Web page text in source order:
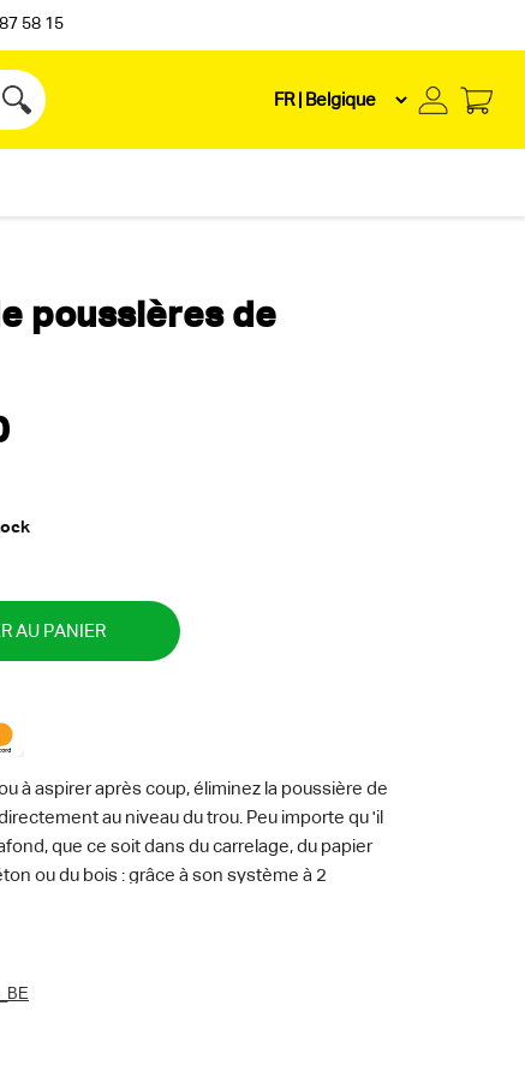
58 15
poussières de
AU PANIER
à aspirer après coup, éliminez la poussière de
au niveau du trou. Peu importe qu 'il
que ce soit dans du carrelage, du papier
ou du bois : grâce à son système à 2
mousse, cet accessoire pour les
seul tout en aspirant proprement la